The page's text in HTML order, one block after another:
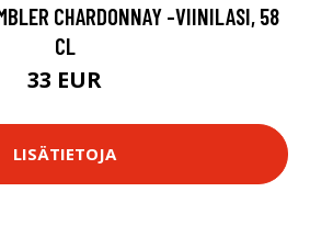
CHARDONNAY -VIINILASI, 58
CL
33 EUR
LISÄTIETOJA